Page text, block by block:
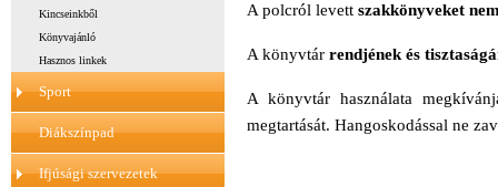
Kincseinkből
Könyvajánló
Hasznos linkek
Sport
Diákszínpad
Ifjúsági szervezetek
A polcról levett szakkönyveket
A könyvtár rendjének és
A könyvtár használata
megtartását. Hangoskodással ne